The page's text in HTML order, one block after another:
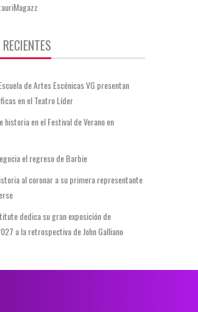
de Artes Escénicas VG presentan
en el Teatro Líder
historia en el Festival de Verano en
el regreso de Barbie
al coronar a su primera representante
dedica su gran exposición de
a la retrospectiva de John Galliano